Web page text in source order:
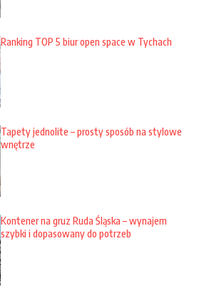
Ranking TOP 5 biur open space w Tychach
Tapety jednolite – prosty sposób na stylowe
wnętrze
Kontener na gruz Ruda Śląska – wynajem
szybki i dopasowany do potrzeb